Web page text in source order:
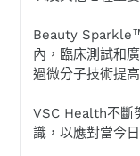
Beauty
內，臨床測試和
過微分子技術提
VSC Health不斷
識，以應對當今